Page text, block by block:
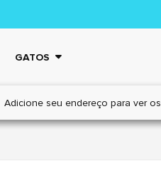
GATOS
Adicione seu endereço para ver os